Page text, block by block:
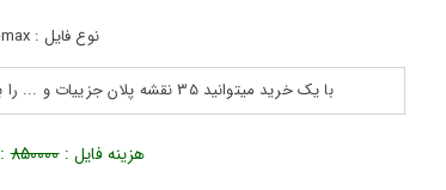
نوع فایل : 3d-max
با یک خرید میتوانید 35 نقشه پلان جزییات و ... را بین 180560 نقشه به مدت 30 روز دانلود کنید
هزینه فایل :850000
: